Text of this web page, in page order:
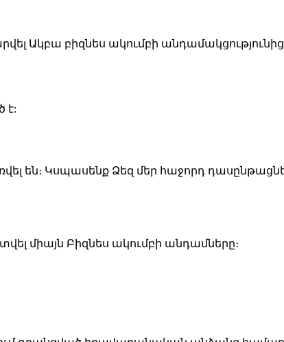
Ակբա բիզնես ակումբի
է:
են։ Կսպասենք Ձեզ մեր հաջորդ
միայն Բիզնես ակումբի անդամները։